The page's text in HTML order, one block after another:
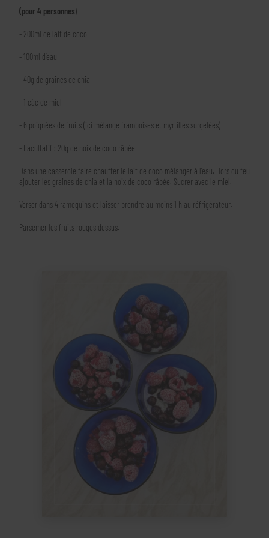
(pour 4 personnes)
- 200ml de lait de coco
- 100ml d’eau
- 40g de graines de chia
- 1 càc de miel
- 6 poignées de fruits (ici mélange framboises et myrtilles surgelées)
- Facultatif : 20g de noix de coco râpée
Dans une casserole faire chauffer le lait de coco mélanger à l’eau. Hors du feu
ajouter les graines de chia et la noix de coco râpée. Sucrer avec le miel.
Verser dans 4 ramequins et laisser prendre au moins 1 h au réfrigérateur.
Parsemer les fruits rouges dessus.